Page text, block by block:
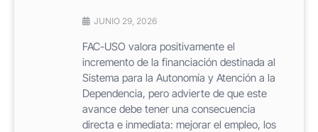
JUNIO 29, 2026
FAC-USO valora positivamente el
incremento de la financiación destinada al
Sistema para la Autonomía y Atención a la
Dependencia, pero advierte de que este
avance debe tener una consecuencia
directa e inmediata: mejorar el empleo, los